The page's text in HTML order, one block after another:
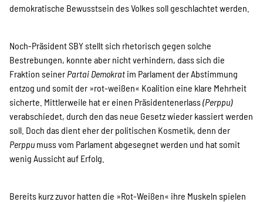
demokratische Bewusstsein des Volkes soll geschlachtet werden.
Noch-Präsident SBY stellt sich rhetorisch gegen solche
Bestrebungen, konnte aber nicht verhindern, dass sich die
Fraktion seiner Partai Demokrat im Parlament der Abstimmung
entzog und somit der »rot-weißen« Koalition eine klare Mehrheit
sicherte. Mittlerweile hat er einen Präsidentenerlass(Perppu)
verabschiedet, durch den das neue Gesetz wieder kassiert werden
soll. Doch das dient eher der politischen Kosmetik, denn der
Perppu muss vom Parlament abgesegnet werden und hat somit
wenig Aussicht auf Erfolg.
Bereits kurz zuvor hatten die »Rot-Weißen« ihre Muskeln spielen